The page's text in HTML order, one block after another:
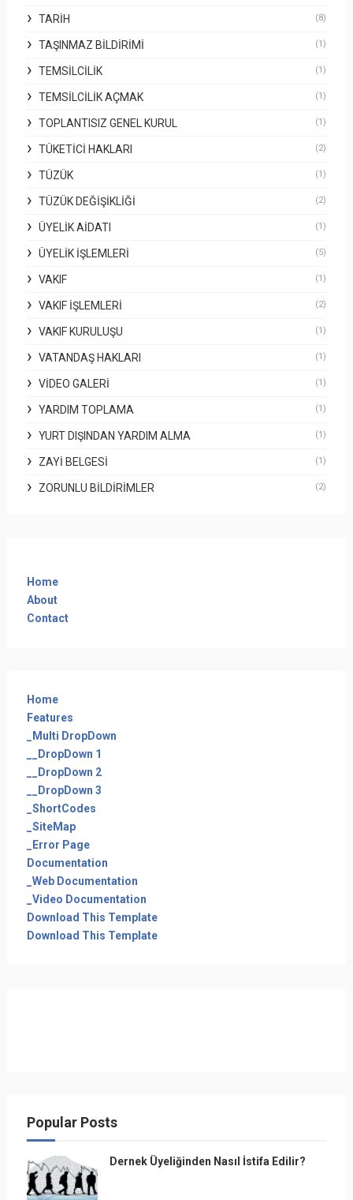
TARIH (8)
TAŞINMAZ BILDIRIMI (1)
TEMSILCILIK (1)
TEMSILCILIK AÇMAK (1)
TOPLANTISIZ GENEL KURUL (1)
TÜKETICI HAKLARI (2)
TÜZÜK (1)
TÜZÜK DEĞIŞIKLIĞI (2)
ÜYELIK AIDATI (1)
ÜYELIK İŞLEMLERI (5)
VAKIF (1)
VAKIF İŞLEMLERI (2)
VAKIF KURULUŞU (1)
VATANDAŞ HAKLARI (1)
VIDEO GALERI (1)
YARDIM TOPLAMA (1)
YURT DIŞINDAN YARDIM ALMA (1)
ZAYI BELGESI (1)
ZORUNLU BILDIRIMLER (2)
Home
About
Contact
Home
Features
_Multi DropDown
__DropDown 1
__DropDown 2
__DropDown 3
_ShortCodes
_SiteMap
_Error Page
Documentation
_Web Documentation
_Video Documentation
Download This Template
Download This Template
Popular Posts
Dernek Üyeliğinden Nasıl İstifa Edilir?